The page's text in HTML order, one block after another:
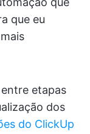
que eu
etapas
dos
do ClickUp